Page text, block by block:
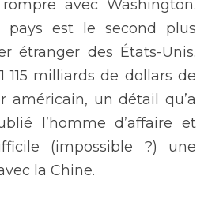
avec Washington.
pays est le second plus
étranger des États-Unis.
115 milliards de dollars de
américain, un détail qu’a
l’homme d’affaire et
(impossible ?) une
la Chine.